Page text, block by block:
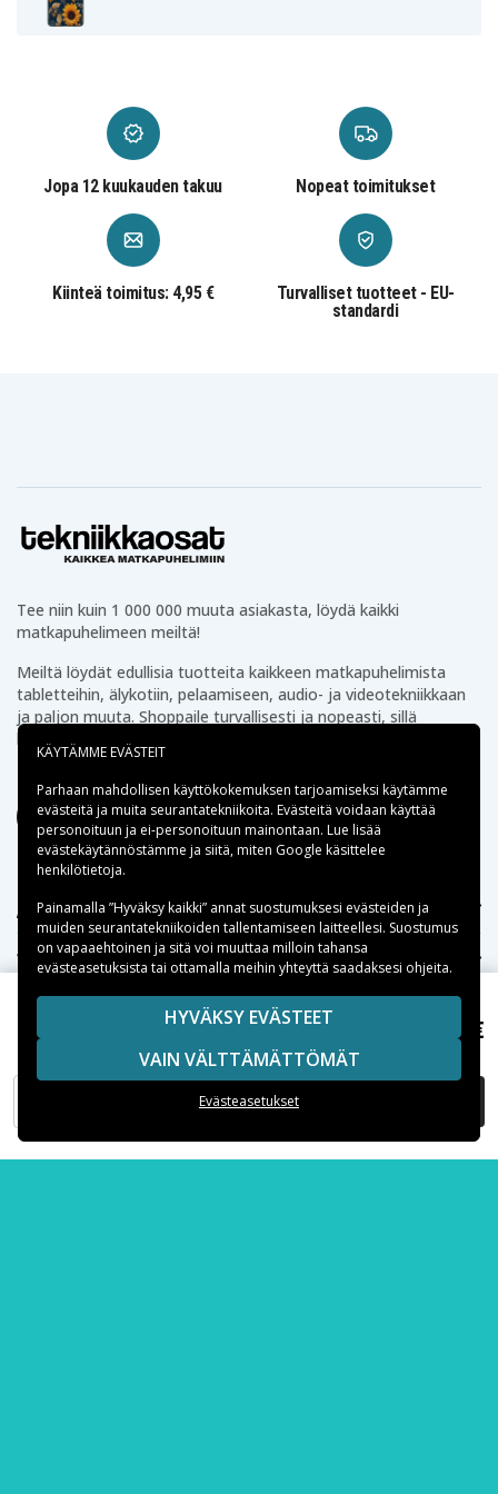
Materiaali
13,99 €
LISÄÄ OSTOSKORIIN
Jopa 12 kuukauden takuu Nopeat toimitukset
Kiinteä toimitus: 4,95 €
Turvalliset tuotteet - EU-
standardi
Tee niin kuin 1 000 000 muuta asiakasta, löydä kaikki
matkapuhelimeen meiltä!
Meiltä löydät edullisia tuotteita kaikkeen matkapuhelimista
tabletteihin, älykotiin, pelaamiseen, audio- ja videotekniikkaan
ja paljon muuta. Shoppaile turvallisesti ja nopeasti, sillä
lähetämme tuotteet suoraan varastostamme.
Apua
Tekniikkaosat.fi
Suositut kategoriat
Suositut iPhone-kuoret
KÄYTÄMME EVÄSTEIT
Parhaan mahdollisen käyttökokemuksen tarjoamiseksi käytämme
evästeitä ja muita seurantatekniikoita. Evästeitä voidaan käyttää
personoituun ja ei-personoituun mainontaan. Lue lisää
evästekäytännöstämme ja siitä, miten Google käsittelee
henkilötietoja.
Painamalla ”Hyväksy kaikki” annat suostumuksesi evästeiden ja
muiden seurantatekniikoiden tallentamiseen laitteellesi. Suostumus
on vapaaehtoinen ja sitä voi muuttaa milloin tahansa
evästeasetuksista tai ottamalla meihin yhteyttä saadaksesi ohjeita.
HYVÄKSY EVÄSTEET
VAIN VÄLTTÄMÄTTÖMÄT
Evästeasetukset